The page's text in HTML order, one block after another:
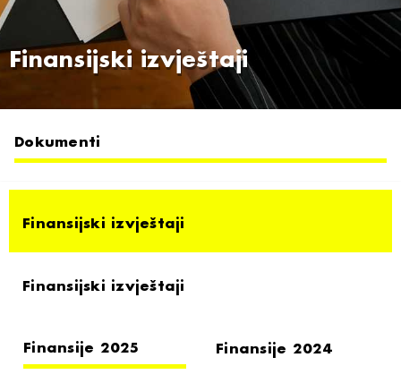
Finansijski izvještaji
Dokumenti
Finansijski izvještaji
Finansijski izvještaji
Finansije 2025 Finansije 2024